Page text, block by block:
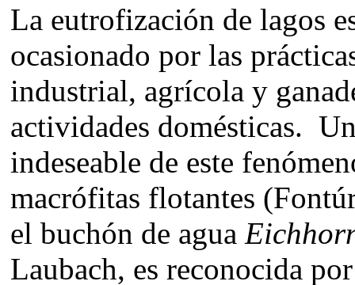
La eutrofización de lagos
ocasionado por las
industrial, agrícola y
actividades domésticas.
indeseable de este
macrófitas flotantes
el buchón de agua
Laubach, es reconocida